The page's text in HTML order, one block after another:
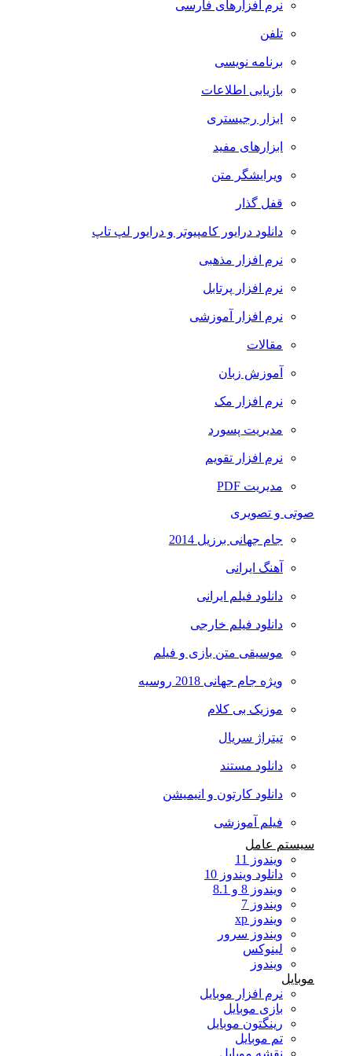
نرم افزارهای فارسی
تلفن
برنامه نویسی
بازیابی اطلاعات
ابزار رجیستری
ابزارهای مفید
ویرایشگر متن
قفل گذار
دانلود درایور کامپیوتر و درایور لپ تاپ
نرم افزار مذهبی
نرم افزار پرتابل
نرم افزار آموزشی
مقالات
آموزش زبان
نرم افزار مک
مدیریت پسورد
نرم افزار تقویم
مدیریت PDF
صوتی و تصویری
جام جهانی برزیل 2014
آهنگ ایرانی
دانلود فیلم ایرانی
دانلود فیلم خارجی
موسیقی متن بازی و فیلم
ویژه جام جهانی 2018 روسیه
موزیک بی کلام
تیتراژ سریال
دانلود مستند
دانلود کارتون و انیمیشن
فیلم آموزشی
سیستم عامل
ویندوز 11
دانلود ویندوز 10
ویندوز 8 و 8.1
ویندوز 7
ویندوز xp
ویندوز سرور
لینوکس
ویندوز
موبایل
نرم افزار موبایل
بازی موبایل
رینگتون موبایل
تم موبایل
نقشه موبایل